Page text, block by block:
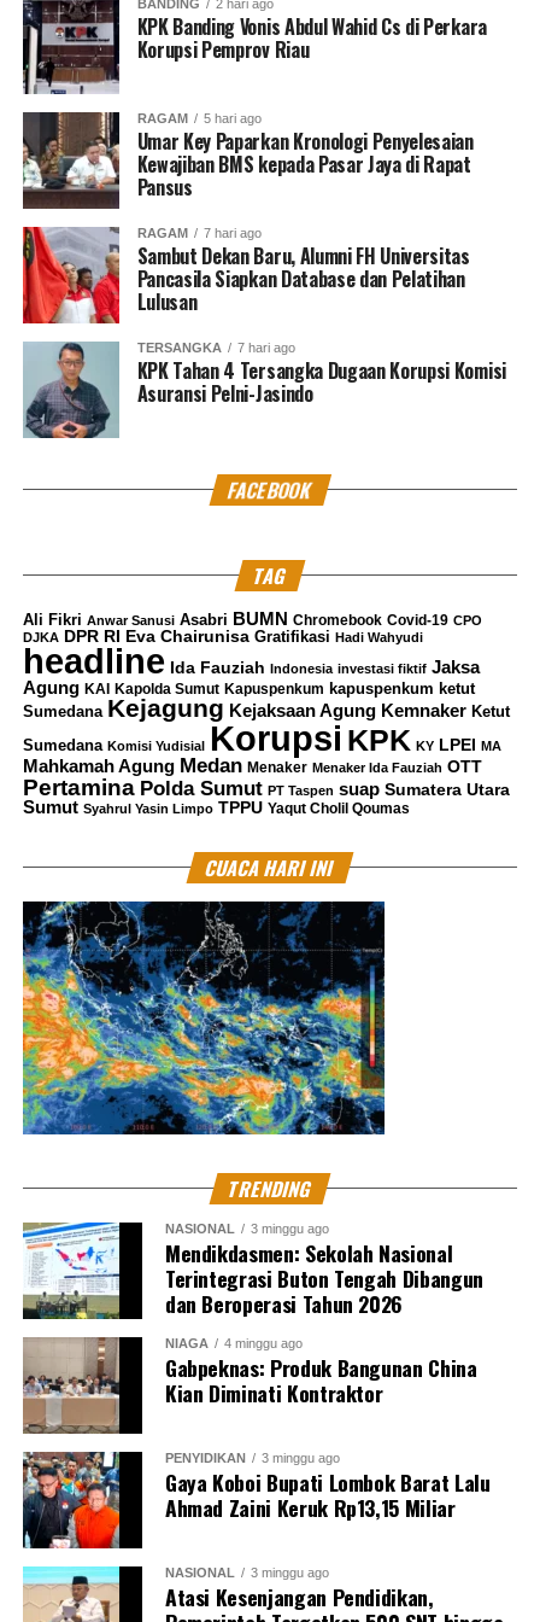
Tersangka belum pernah dihukum. Tersangka baru
pertama kali melakukan perbuatan pidana.
Kemudian, Ancaman pidana denda atau penjara tidak
lebih dari 5 tahun. Tersangka berjanji tidak akan lagi
mengulangi perbuatannya. Proses perdamaian dilakukan
secara sukarela dengan musyawarah untuk mufakat,
tanpa tekanan, paksaan, dan intimidasi. Tersangka dan
korban setuju untuk tidak melanjutkan permasalahan ke
persidangan karena tidak akan membawa manfaat yang
lebih besar.
“Pertimbangan sosiologis.Masyarakat merespon
positif,” ungkapnya.
Jampidum Dr. Fadil Zumhana, Direktur Tindak Pidana
Tindak Pidana Umum, Kepala Kejaksaan Tinggi.
“Dan Kepala Kejaksaan Negeri yang mengajukan
permohonan restorative justice serta Kasubdit dan Kasi
Wilayah di Direktorat T.P. Oharda,” tutupnya.
***Muhammad Shiddiq
Kritik saran kami terima untuk pengembangan
konten kami. Jangan lupa subscribe dan like di
kasih.
RELATED TOPICS:
8 PERKARA DIKABULKAN PERMOHONAN RESTORATIVE
JUSTICE
FADIL ZUMHANA
JAKSA AGUNG RI BURHANUDDIN
JAMPIDUM
JAMPIDUM PERINTAH KEJARI TERBITKAN SKP2
KAPUSPENKUM KETUT SUMEDANA
KEADILAN RESTORATIF
UP NEXT
Jaksa Ideal, Jaksa yang Mampu Imbangi Kecerdasan
dengan Hati Nurani
Staf Pusenlis dan GM UIP PLN Jalani Pemeriksaan di
Muhammad Shiddiq
Senior Jurnalis Pantau Sidang By PT Kilas Pewarta Media
BANDING 2 hari ago
KPK Banding Vonis Abdul Wahid Cs di Perkara
Korupsi Pemprov Riau
RAGAM 5 hari ago
Umar Key Paparkan Kronologi Penyelesaian
Kewajiban BMS kepada Pasar Jaya di Rapat
Pansus
RAGAM 7 hari ago
Sambut Dekan Baru, Alumni FH Universitas
Pancasila Siapkan Database dan Pelatihan
Lulusan
TERSANGKA 7 hari ago
KPK Tahan 4 Tersangka Dugaan Korupsi Komisi
Asuransi Pelni-Jasindo
FACEBOOK
TAG
Ali Fikri Anwar Sanusi Asabri BUMN Chromebook Covid-19 CPO
DJKA DPR RI Eva Chairunisa Gratifikasi Hadi Wahyudi
headline Ida Fauziah Indonesia investasi fiktif Jaksa
Agung KAI Kapolda Sumut Kapuspenkum kapuspenkum ketut
Sumedana Kejagung Kejaksaan Agung Kemnaker Ketut
Sumedana Komisi Yudisial Korupsi KPK KY LPEI MA
Mahkamah Agung Medan Menaker Menaker Ida Fauziah OTT
Pertamina Polda Sumut PT Taspen suap Sumatera Utara
Sumut Syahrul Yasin Limpo TPPU Yaqut Cholil Qoumas
CUACA HARI INI
TRENDING
NASIONAL 3 minggu ago
Mendikdasmen: Sekolah Nasional
Terintegrasi Buton Tengah Dibangun
dan Beroperasi Tahun 2026
NIAGA 4 minggu ago
Gabpeknas: Produk Bangunan China
Kian Diminati Kontraktor
PENYIDIKAN 3 minggu ago
Gaya Koboi Bupati Lombok Barat Lalu
Ahmad Zaini Keruk Rp13,15 Miliar
NASIONAL 3 minggu ago
Atasi Kesenjangan Pendidikan,